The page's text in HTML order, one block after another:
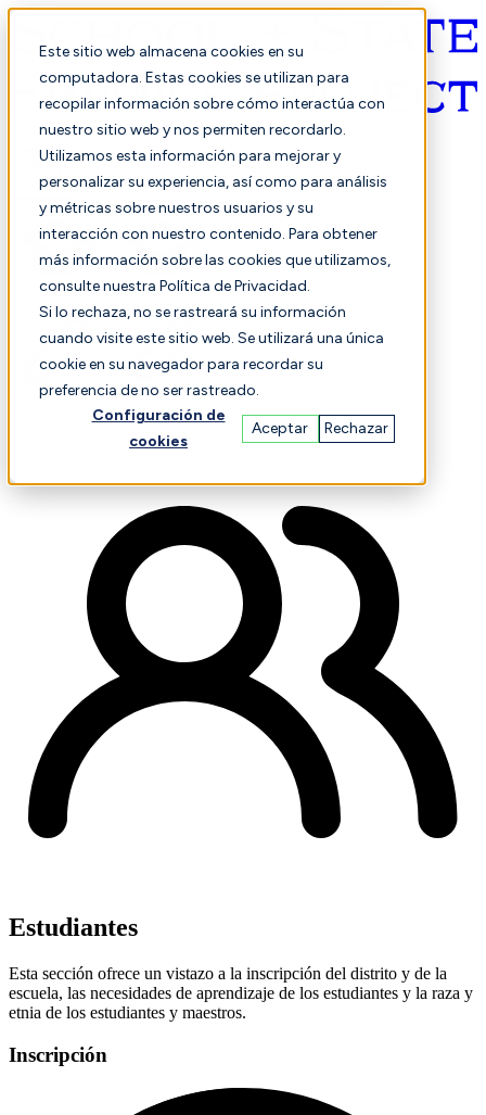
Este sitio web almacena cookies en su
computadora. Estas cookies se utilizan para
recopilar información sobre cómo interactúa con
nuestro sitio web y nos permiten recordarlo.
Utilizamos esta información para mejorar y
personalizar su experiencia, así como para análisis
y métricas sobre nuestros usuarios y su
interacción con nuestro contenido. Para obtener
más información sobre las cookies que utilizamos,
consulte nuestra Política de Privacidad.
Si lo rechaza, no se rastreará su información
cuando visite este sitio web. Se utilizará una única
cookie en su navegador para recordar su
preferencia de no ser rastreado.
Configuración de
cookies
Aceptar Rechazar
Español
Finanzas Actuación
Estudiantes
Esta sección ofrece un vistazo a la inscripción del distrito y de la
escuela, las necesidades de aprendizaje de los estudiantes y la raza y
etnia de los estudiantes y maestros.
Inscripción